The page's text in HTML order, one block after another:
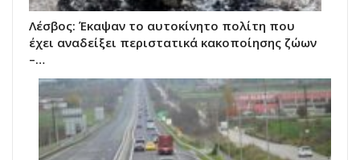
Λέσβος: Έκαψαν το αυτοκίνητο πολίτη που
έχει αναδείξει περιστατικά κακοποίησης ζώων
–…